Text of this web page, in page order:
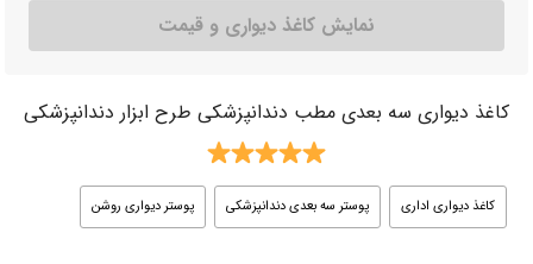
نمایش کاغذ دیواری و قیمت
کاغذ دیواری سه بعدی مطب دندانپزشکی طرح ابزار دندانپزشکی
کاغذ دیواری اداری پوستر سه بعدی دندانپزشکی پوستر دیواری روشن